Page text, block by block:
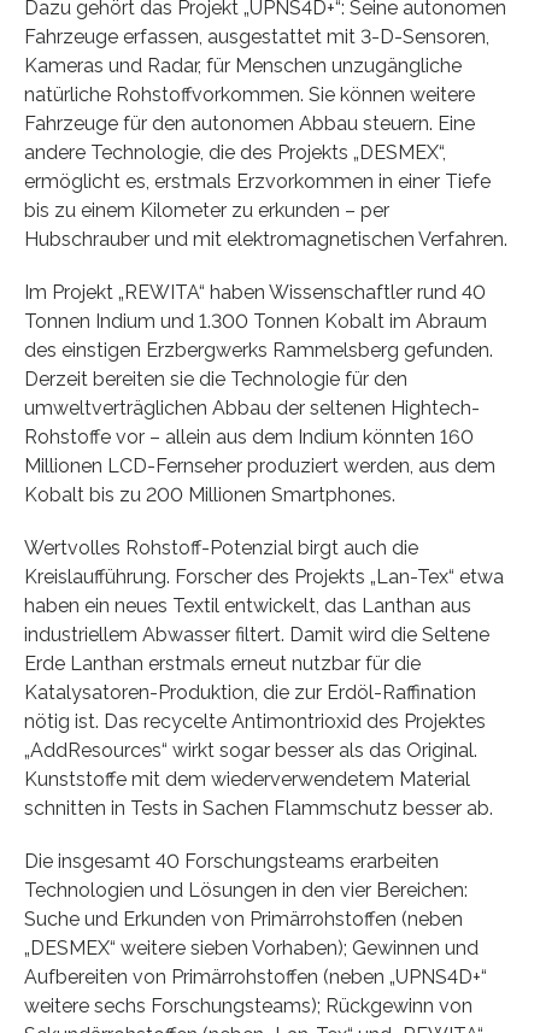
Dazu gehört das Projekt „UPNS4D+“: Seine autonomen
Fahrzeuge erfassen, ausgestattet mit 3-D-Sensoren,
Kameras und Radar, für Menschen unzugängliche
natürliche Rohstoffvorkommen. Sie können weitere
Fahrzeuge für den autonomen Abbau steuern. Eine
andere Technologie, die des Projekts „DESMEX“,
ermöglicht es, erstmals Erzvorkommen in einer Tiefe
bis zu einem Kilometer zu erkunden – per
Hubschrauber und mit elektromagnetischen Verfahren.
Im Projekt „REWITA“ haben Wissenschaftler rund 40
Tonnen Indium und 1.300 Tonnen Kobalt im Abraum
des einstigen Erzbergwerks Rammelsberg gefunden.
Derzeit bereiten sie die Technologie für den
umweltverträglichen Abbau der seltenen Hightech-
Rohstoffe vor – allein aus dem Indium könnten 160
Millionen LCD-Fernseher produziert werden, aus dem
Kobalt bis zu 200 Millionen Smartphones.
Wertvolles Rohstoff-Potenzial birgt auch die
Kreislaufführung. Forscher des Projekts „Lan-Tex“ etwa
haben ein neues Textil entwickelt, das Lanthan aus
industriellem Abwasser filtert. Damit wird die Seltene
Erde Lanthan erstmals erneut nutzbar für die
Katalysatoren-Produktion, die zur Erdöl-Raffination
nötig ist. Das recycelte Antimontrioxid des Projektes
„AddResources“ wirkt sogar besser als das Original.
Kunststoffe mit dem wiederverwendetem Material
schnitten in Tests in Sachen Flammschutz besser ab.
Die insgesamt 40 Forschungsteams erarbeiten
Technologien und Lösungen in den vier Bereichen:
Suche und Erkunden von Primärrohstoffen (neben
„DESMEX“ weitere sieben Vorhaben); Gewinnen und
Aufbereiten von Primärrohstoffen (neben „UPNS4D+“
weitere sechs Forschungsteams); Rückgewinn von